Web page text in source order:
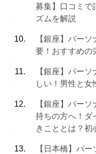
募集】口コミで
ズムを解説
【銀座】パーソ
要！おすすめの
【銀座】パーソ
しい！男性と女
【銀座】パーソ
持ちの方へ！ダ
きこととは？初
【日本橋】パ